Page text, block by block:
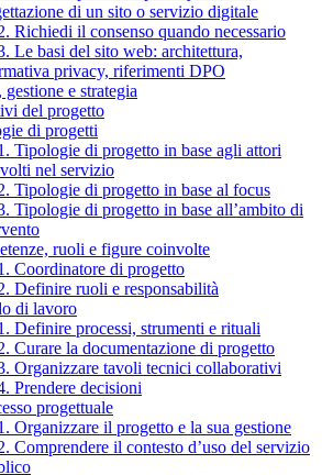
di un sito o servizio digitale
Richiedi il consenso quando necessario
Le basi del sito web: architettura,
privacy, riferimenti DPO
e strategia
del progetto
di progetti
Tipologie di progetto in base agli attori
nel servizio
Tipologie di progetto in base al focus
Tipologie di progetto in base all’ambito di
ruoli e figure coinvolte
Coordinatore di progetto
Definire ruoli e responsabilità
di lavoro
Definire processi, strumenti e rituali
Curare la documentazione di progetto
Organizzare tavoli tecnici collaborativi
Prendere decisioni
progettuale
Organizzare il progetto e la sua gestione
Comprendere il contesto d’uso del servizio